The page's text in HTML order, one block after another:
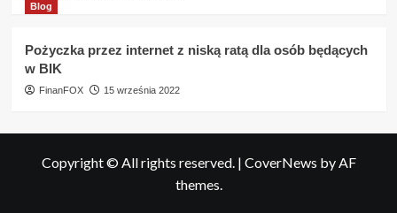
Blog
Pożyczka przez internet z niską ratą dla osób będących
w BIK
FinanFOX 15 września 2022
Copyright © All rights reserved. | CoverNews by AF
themes.